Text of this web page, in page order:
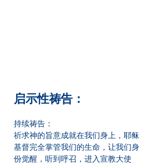
启示性祷告：
持续祷告：
祈求神的旨意成就在我们身上，耶稣
基督完全掌管我们的生命，让我们身
份觉醒，听到呼召，进入宣教大使